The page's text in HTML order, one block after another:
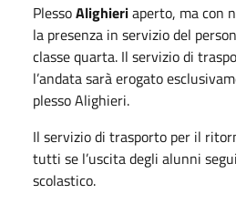
PlessoAlighieriaperto, ma con
la presenza in servizio del
classe quarta. Il servizio di
l’andata sarà erogato
plesso Alighieri.
Il servizio di trasporto per il
tutti se l’uscita degli alunni
scolastico.